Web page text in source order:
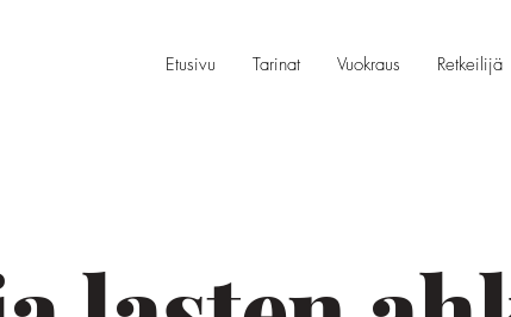
Etusivu Tarinat Vuokraus Retkeilijä